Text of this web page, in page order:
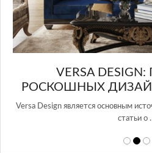
VERSA
РОСКОШНЫХ
Versa Design является основным
статьи о